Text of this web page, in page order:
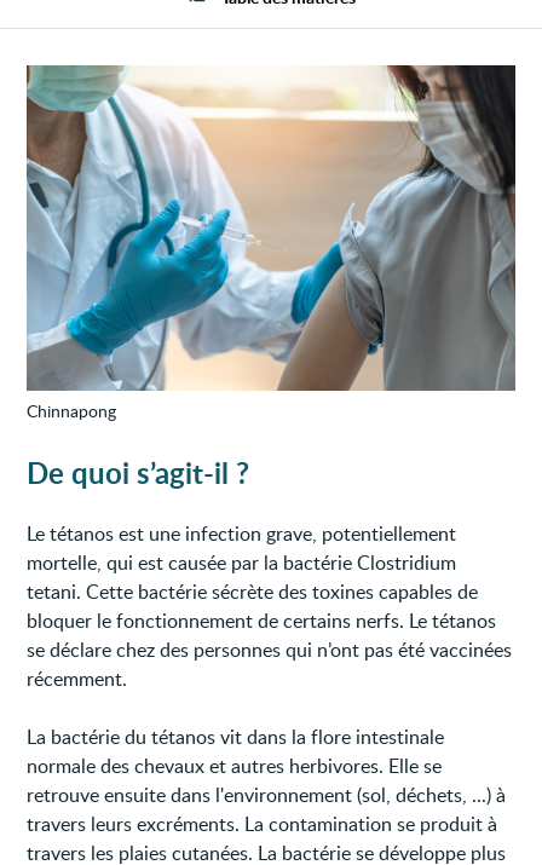
Chinnapong
De quoi s’agit-il ?
Le tétanos est une infection grave, potentiellement
mortelle, qui est causée par la bactérie Clostridium
tetani. Cette bactérie sécrète des toxines capables de
bloquer le fonctionnement de certains nerfs. Le tétanos
se déclare chez des personnes qui n’ont pas été vaccinées
récemment.
La bactérie du tétanos vit dans la flore intestinale
normale des chevaux et autres herbivores. Elle se
retrouve ensuite dans l'environnement (sol, déchets, ...) à
travers leurs excréments. La contamination se produit à
travers les plaies cutanées. La bactérie se développe plus